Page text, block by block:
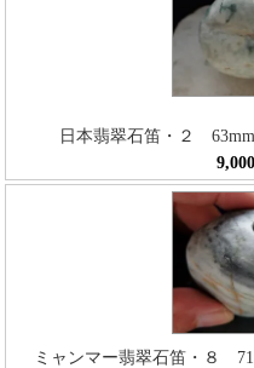
日本翡翠石笛・２
ミャンマー翡翠石笛・８